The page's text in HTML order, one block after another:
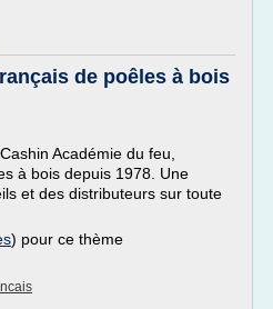
de poêles à bois
Académie du feu,
à bois depuis 1978. Une
et des distributeurs sur toute
) pour ce thème